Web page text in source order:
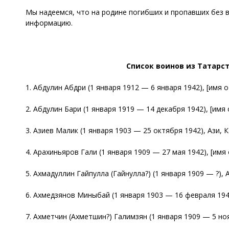
Мы надеемся, что на родине погибших и пропавших без
информацию.
Список воинов из
1. Абдулин Абдри (1 января 1912 — 6 января 1942), [имя
2. Абдулин Бари (1 января 1919 — 14 декабря 1942),
3. Азиев Малик (1 января 1903 — 25 октября 1942), Ази,
4. Арахиньяров Гали (1 января 1909 — 27 мая 1942), [имя
5. Ахмадуллин Гайпулла (Гайнулла?) (1 января 1909 — ?),
6. Ахмедзянов Миныбай (1 января 1903 — 16 февраля
7. Ахметчин (Ахметшин?) Галимзян (1 января 1909 — 5